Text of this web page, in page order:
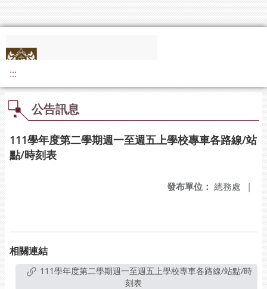
:::
公告訊息
111學年度第二學期週一至週五上學校專車各路線/站
點/時刻表
發布單位： 總務處 |
相關連結
刻表